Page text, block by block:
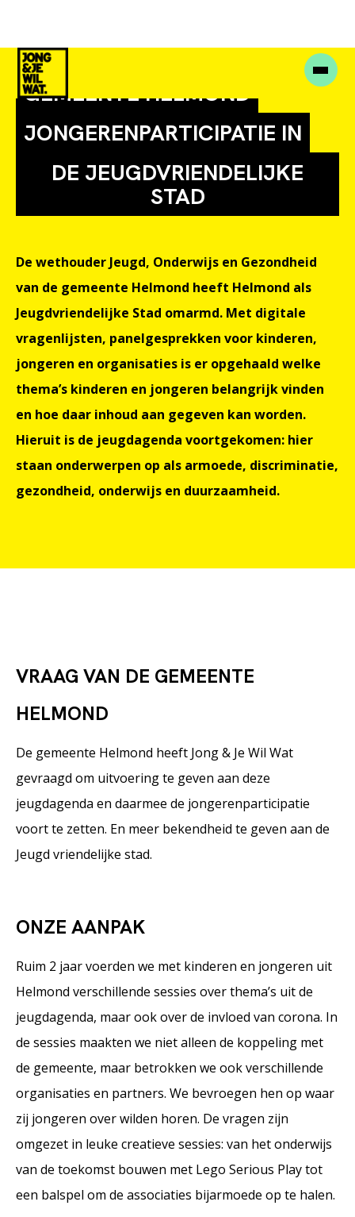
GEMEENTE HELMOND
JONGERENPARTICIPATIE IN
DE JEUGDVRIENDELIJKE
STAD
De wethouder Jeugd, Onderwijs en Gezondheid
van de gemeente Helmond heeft Helmond als
Jeugdvriendelijke Stad omarmd. Met digitale
vragenlijsten, panelgesprekken voor kinderen,
jongeren en organisaties is er opgehaald welke
thema’s kinderen en jongeren belangrijk vinden
en hoe daar inhoud aan gegeven kan worden.
Hieruit is de jeugdagenda voortgekomen: hier
staan onderwerpen op als armoede, discriminatie,
gezondheid, onderwijs en duurzaamheid.
VRAAG VAN DE GEMEENTE
HELMOND
De gemeente Helmond heeft Jong & Je Wil Wat
gevraagd om uitvoering te geven aan deze
jeugdagenda en daarmee de jongerenparticipatie
voort te zetten. En meer bekendheid te geven aan de
Jeugd vriendelijke stad.
ONZE AANPAK
Ruim 2 jaar voerden we met kinderen en jongeren uit
Helmond verschillende sessies over thema’s uit de
jeugdagenda, maar ook over de invloed van corona. In
de sessies maakten we niet alleen de koppeling met
de gemeente, maar betrokken we ook verschillende
organisaties en partners. We bevroegen hen op waar
zij jongeren over wilden horen. De vragen zijn
omgezet in leuke creatieve sessies: van het onderwijs
van de toekomst bouwen met Lego Serious Play tot
een balspel om de associaties bijarmoede op te halen.